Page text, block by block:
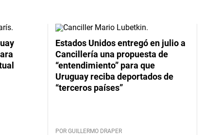
Estados Unidos entregó en julio a
Cancillería una propuesta de
“entendimiento” para que
Uruguay reciba deportados de
“terceros países”
POR GUILLERMO DRAPER